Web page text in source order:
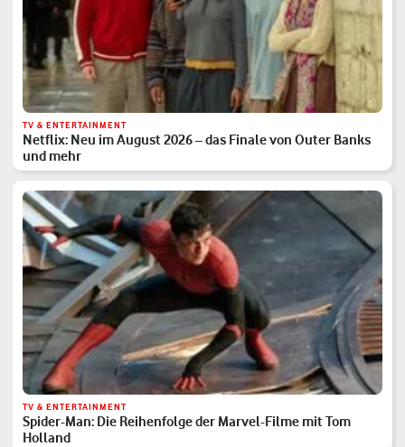
TV & ENTERTAINMENT
Netflix: Neu im August 2026 – das Finale von Outer Banks
und mehr
TV & ENTERTAINMENT
Spider-Man: Die Reihenfolge der Marvel-Filme mit Tom
Holland